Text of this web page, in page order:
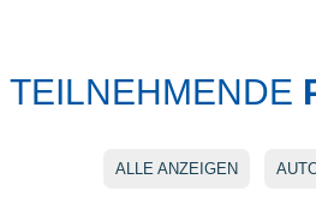
TEILNEHMENDE
ALLE ANZEIGEN